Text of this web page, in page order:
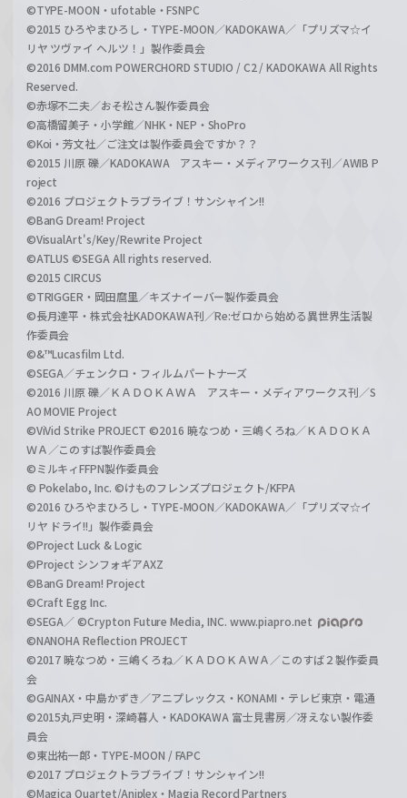
©TYPE-MOON・ufotable・FSNPC
©2015 ひろやまひろし・TYPE-MOON／KADOKAWA／「プリズマ☆イ
リヤ ツヴァイ ヘルツ！」製作委員会
©2016 DMM.com POWERCHORD STUDIO / C2 / KADOKAWA All Rights
Reserved.
©赤塚不二夫／おそ松さん製作委員会
©高橋留美子・小学館／NHK・NEP・ShoPro
©Koi・芳文社／ご注文は製作委員会ですか？？
©2015 川原 礫／KADOKAWA アスキー・メディアワークス刊／AWIB P
roject
©2016 プロジェクトラブライブ！サンシャイン!!
©BanG Dream! Project
©VisualArt's/Key/Rewrite Project
©ATLUS ©SEGA All rights reserved.
©2015 CIRCUS
©TRIGGER・岡田麿里／キズナイーバー製作委員会
©長月達平・株式会社KADOKAWA刊／Re:ゼロから始める異世界生活製
作委員会
©&™Lucasfilm Ltd.
©SEGA／チェンクロ・フィルムパートナーズ
©2016 川原 礫／ＫＡＤＯＫＡＷＡ アスキー・メディアワークス刊／S
AO MOVIE Project
©ViVid Strike PROJECT ©2016 暁なつめ・三嶋くろね／ＫＡＤＯＫＡ
ＷＡ／このすば製作委員会
©ミルキィFFPN製作委員会
© Pokelabo, Inc. ©けものフレンズプロジェクト/KFPA
©2016 ひろやまひろし・TYPE-MOON／KADOKAWA／「プリズマ☆イ
リヤ ドライ!!」製作委員会
©Project Luck & Logic
©Project シンフォギアAXZ
©BanG Dream! Project
©Craft Egg Inc.
©SEGA／ ©Crypton Future Media, INC. www.piapro.net
©NANOHA Reflection PROJECT
©2017 暁なつめ・三嶋くろね／ＫＡＤＯＫＡＷＡ／このすば２製作委員
会
©GAINAX・中島かずき／アニプレックス・KONAMI・テレビ東京・電通
©2015丸戸史明・深崎暮人・KADOKAWA 富士見書房／冴えない製作委
員会
©東出祐一郎・TYPE-MOON / FAPC
©2017 プロジェクトラブライブ！サンシャイン!!
©Magica Quartet/Aniplex・Magia Record Partners